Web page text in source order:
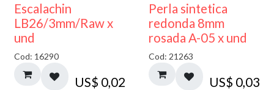
Escalachin
LB26/3mm/Raw x
und
Cod: 16290
US$ 0,02
Perla sintetica
redonda 8mm
rosada A-05 x und
Cod: 21263
US$ 0,03